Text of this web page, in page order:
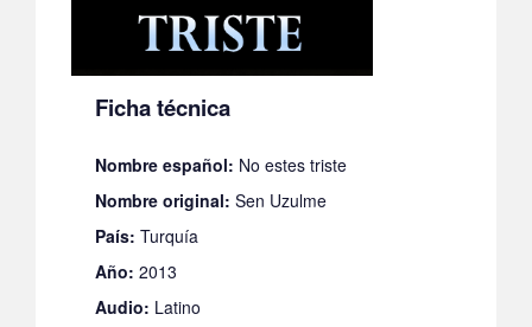
Ficha técnica
Nombre español: No estes triste
Nombre original: Sen Uzulme
País: Turquía
Año: 2013
Audio: Latino